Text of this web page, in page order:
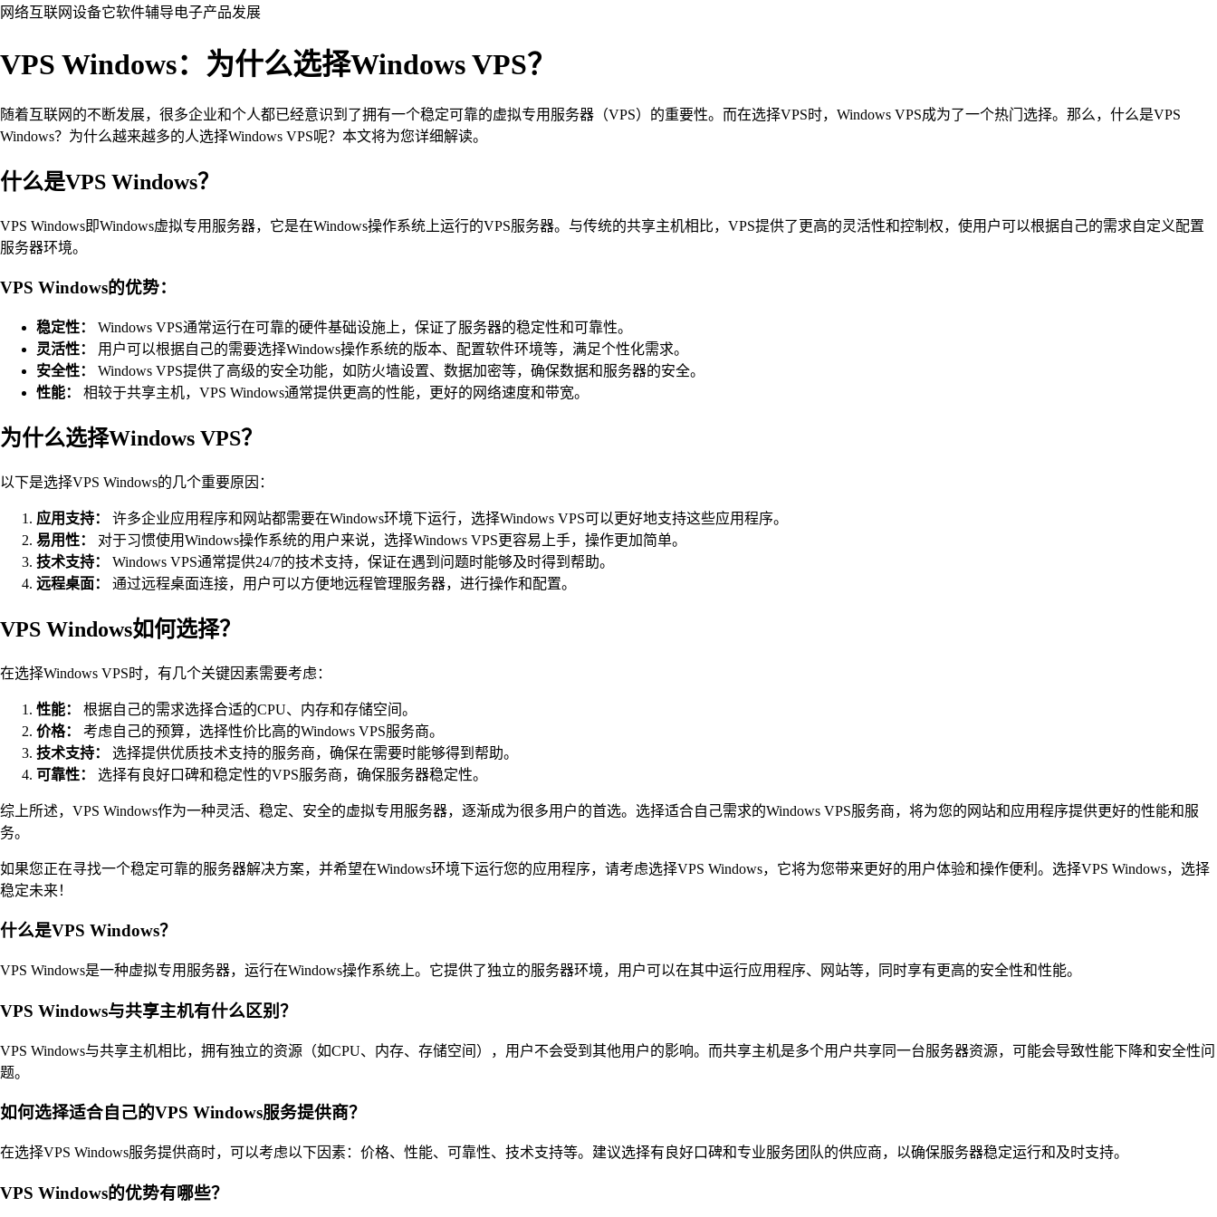
网络互联网设备它软件辅导电子产品发展
VPS Windows：为什么选择Windows VPS？
随着互联网的不断发展，很多企业和个人都已经意识到了拥有一个稳定可靠的虚拟专用服务器（VPS）的重要性。而在选择VPS时，Windows VPS成为了一个热门选择。那么，什么是VPS
Windows？为什么越来越多的人选择Windows VPS呢？本文将为您详细解读。
什么是VPS Windows？
VPS Windows即Windows虚拟专用服务器，它是在Windows操作系统上运行的VPS服务器。与传统的共享主机相比，VPS提供了更高的灵活性和控制权，使用户可以根据自己的需求自定义配置
服务器环境。
VPS Windows的优势：
稳定性：
Windows VPS通常运行在可靠的硬件基础设施上，保证了服务器的稳定性和可靠性。
灵活性：
用户可以根据自己的需要选择Windows操作系统的版本、配置软件环境等，满足个性化需求。
安全性：
Windows VPS提供了高级的安全功能，如防火墙设置、数据加密等，确保数据和服务器的安全。
性能：
相较于共享主机，VPS Windows通常提供更高的性能，更好的网络速度和带宽。
为什么选择Windows VPS？
以下是选择VPS Windows的几个重要原因：
应用支持：
许多企业应用程序和网站都需要在Windows环境下运行，选择Windows VPS可以更好地支持这些应用程序。
易用性：
对于习惯使用Windows操作系统的用户来说，选择Windows VPS更容易上手，操作更加简单。
技术支持：
Windows VPS通常提供24/7的技术支持，保证在遇到问题时能够及时得到帮助。
远程桌面：
通过远程桌面连接，用户可以方便地远程管理服务器，进行操作和配置。
VPS Windows如何选择？
在选择Windows VPS时，有几个关键因素需要考虑：
性能：
根据自己的需求选择合适的CPU、内存和存储空间。
价格：
考虑自己的预算，选择性价比高的Windows VPS服务商。
技术支持：
选择提供优质技术支持的服务商，确保在需要时能够得到帮助。
可靠性：
选择有良好口碑和稳定性的VPS服务商，确保服务器稳定性。
综上所述，VPS Windows作为一种灵活、稳定、安全的虚拟专用服务器，逐渐成为很多用户的首选。选择适合自己需求的Windows VPS服务商，将为您的网站和应用程序提供更好的性能和服
务。
如果您正在寻找一个稳定可靠的服务器解决方案，并希望在Windows环境下运行您的应用程序，请考虑选择VPS Windows，它将为您带来更好的用户体验和操作便利。选择VPS Windows，选择
稳定未来！
什么是VPS Windows？
VPS Windows是一种虚拟专用服务器，运行在Windows操作系统上。它提供了独立的服务器环境，用户可以在其中运行应用程序、网站等，同时享有更高的安全性和性能。
VPS Windows与共享主机有什么区别？
VPS Windows与共享主机相比，拥有独立的资源（如CPU、内存、存储空间），用户不会受到其他用户的影响。而共享主机是多个用户共享同一台服务器资源，可能会导致性能下降和安全性问
题。
如何选择适合自己的VPS Windows服务提供商？
在选择VPS Windows服务提供商时，可以考虑以下因素：价格、性能、可靠性、技术支持等。建议选择有良好口碑和专业服务团队的供应商，以确保服务器稳定运行和及时支持。
VPS Windows的优势有哪些？